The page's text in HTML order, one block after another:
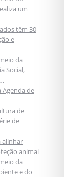
um
têm 30
e
da
Social,
de
de
de
alinhar
animal
da
e do